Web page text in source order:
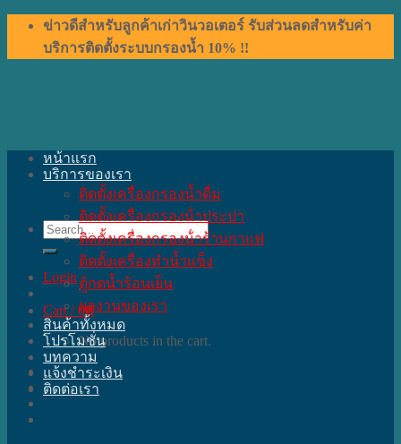
Skip
content
ข่าวดีสำหรับลูกค้าเก่าวินวอเตอร์ รับส่วนลดสำหรับค่า
บริการติดตั้งระบบกรองน้ำ 10% !!
Search
for:
Login
Cart /0฿
No products in the cart.
หน้าแรก
บริการของเรา
ติดตั้งเครื่องกรองน้ำดื่ม
ติดตั้งเครื่องกรองน้ําประปา
ติดตั้งเครื่องกรองน้ําร้านกาแฟ
ติดตั้งเครื่องทำน้ำแข็ง
ตู้กดน้ำร้อนเย็น
ผลงานของเรา
สินค้าทั้งหมด
โปรโมชั่น
บทความ
แจ้งชำระเงิน
ติดต่อเรา